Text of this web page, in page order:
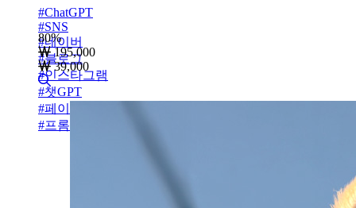
#ChatGPT
#SNS
#네이버
#블로그
#인스타그램
#챗GPT
#페이스북
#프롬프트
80%
195,000
39,000